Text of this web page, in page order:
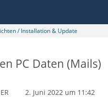
/ Installation & Update
PC Daten (Mails)
2. Juni 2022 um 11:42